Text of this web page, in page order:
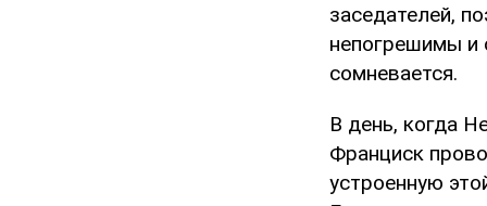
заседателей,
непогрешимы и
сомневается.
В день, когда
Франциск
устроенную